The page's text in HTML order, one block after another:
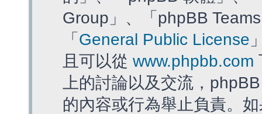
Group」、「phpBB
「 General Public License
且可以從 www.phpbb.com
上的討論以及交流，
的內容或行為舉止負責。